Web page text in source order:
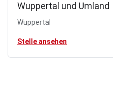
Wuppertal und Umland
Wuppertal
Stelle ansehen